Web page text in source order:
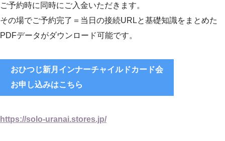
ご予約時に同時にご入金いただきます。
その場でご予約完了＝当日の接続URLと基礎知識をまとめた
PDFデータがダウンロード可能です。
おひつじ新月インナーチャイルドカード会
お申し込みはこちら
https://solo-uranai.stores.jp/